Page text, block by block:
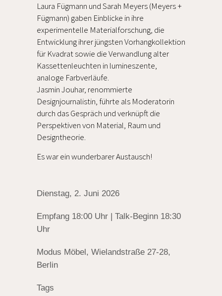
Laura Fügmann und Sarah Meyers (Meyers +
Fügmann) gaben Einblicke in ihre
experimentelle Materialforschung, die
Entwicklung ihrer jüngsten Vorhangkollektion
für Kvadrat sowie die Verwandlung alter
Kassettenleuchten in lumineszente,
analoge Farbverläufe.
Jasmin Jouhar, renommierte
Designjournalistin, führte als Moderatorin
durch das Gespräch und verknüpft die
Perspektiven von Material, Raum und
Designtheorie.
Es war ein wunderbarer Austausch!
Dienstag, 2. Juni 2026
Empfang 18:00 Uhr | Talk-Beginn 18:30
Uhr
Modus Möbel, Wielandstraße 27-28,
Berlin
Tags